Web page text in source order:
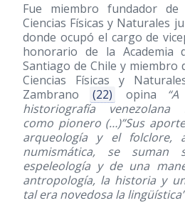
Fue miembro fundador
Ciencias Físicas y Naturales
donde ocupó el cargo de
honorario de la Academia
Santiago de Chile y miembro
Ciencias Físicas y
Zambrano
(22) opina
historiografía venezolana
como pionero (…)”Sus
arqueología y el
numismática, se
espeleología y de una
antropología, la historia y
tal era novedosa la lingüística”